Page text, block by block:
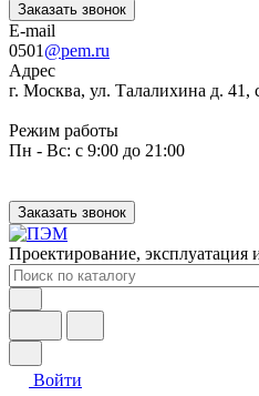
Заказать звонок
E-mail
0501 @pem.ru
Адрес
г. Москва, ул. Талалихина д. 41,
Режим работы
Пн - Вс: с 9:00 до 21:00
Заказать звонок
Проектирование, эксплуатация
Войти